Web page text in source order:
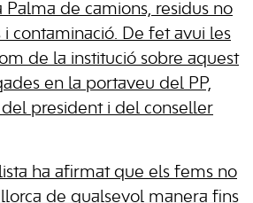
de camions, residus no
i contaminació. De fet avui les
de la institució sobre aquest
en la portaveu del PP,
president i del conseller
ha afirmat que els fems no
de qualsevol manera fins